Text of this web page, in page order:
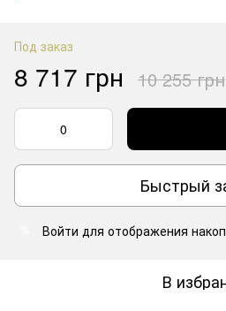
Под заказ
8 717 грн 10 255 грн
Быстрый
Войти для отображения
В